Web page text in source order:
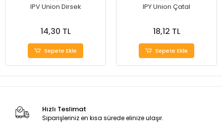
IPV Union Dirsek
14,30 TL
Sepete Ekle
IPY Union Çatal
18,12 TL
Sepete Ekle
Hızlı Teslimat
Siparişleriniz en kısa sürede elinize ulaşır.